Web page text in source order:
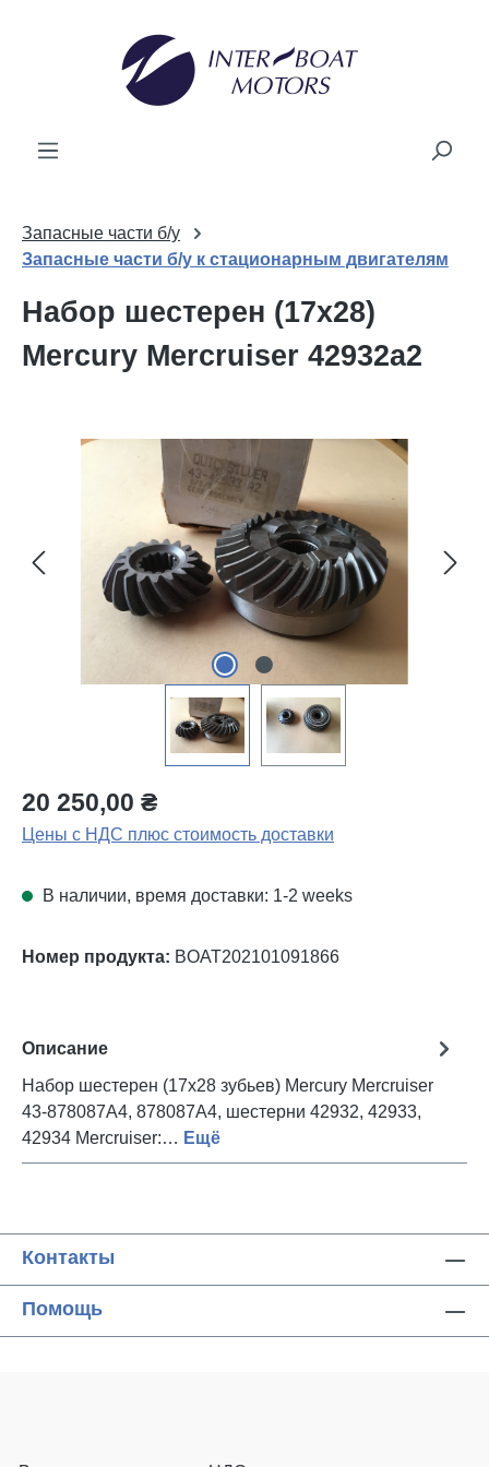
Запасные части б/у
Запасные части б/у к стационарным двигателям
Набор шестерен (17x28)
Mercury Mercruiser 42932a2
Пропустить галерею изображений
20 250,00 ₴
Цены с НДС плюс стоимость доставки
В наличии, время доставки: 1-2 weeks
Номер продукта: BOAT202101091866
Описание
Набор шестерен (17x28 зубьев) Mercury Mercruiser
43-878087A4, 878087A4, шестерни 42932, 42933,
42934 Mercruiser:… Ещё
Контакты
Помощь